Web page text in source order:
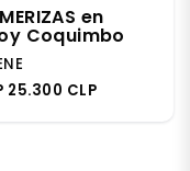
en
Coquimbo
25.300 CLP